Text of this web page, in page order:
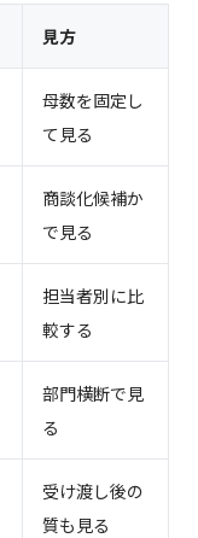
見方
母数を固定し
て見る
商談化候補か
で見る
担当者別に比
較する
部門横断で見
る
受け渡し後の
質も見る